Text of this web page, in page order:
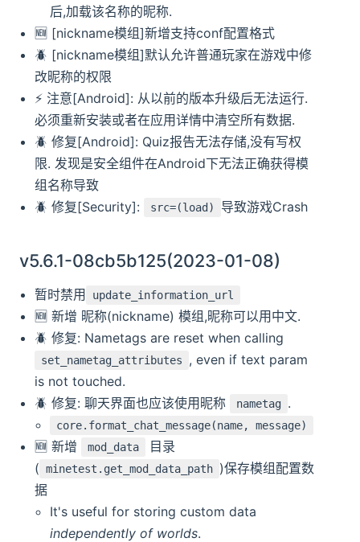
后,加载该名称的昵称.
🆕️️ [nickname模组]新增支持conf配置格式
🪲 [nickname模组]默认允许普通玩家在游戏中修
改昵称的权限
⚡ 注意[Android]: 从以前的版本升级后无法运行.
必须重新安装或者在应用详情中清空所有数据.
🪲 修复[Android]: Quiz报告无法存储,没有写权
限. 发现是安全组件在Android下无法正确获得模
组名称导致
🪲 修复[Security]:
src=(load) 导致游戏Crash
v5.6.1-08cb5b125(2023-01-08)
暂时禁用 update_information_url
🆕️️ 新增 昵称(nickname) 模组,昵称可以用中文.
🪲 修复: Nametags are reset when calling
set_nametag_attributes
, even if text param
is not touched.
🪲 修复: 聊天界面也应该使用昵称
nametag .
core.format_chat_message(name, message)
🆕️️ 新增 mod_data
目录
( minetest.get_mod_data_path )保存模组配置数
据
It's useful for storing custom data
independently of worlds.